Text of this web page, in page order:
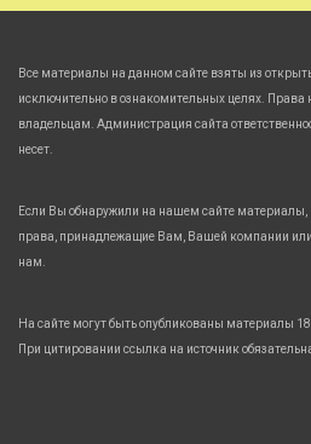
Все материалы на данном сайте взяты из
исключительно в ознакомительных целях.
владельцам. Администрация сайта
несет.
Если Вы обнаружили на нашем сайте
права, принадлежащие Вам, Вашей компании или
нам.
На сайте могут быть опубликованы материалы
При цитировании ссылка на источник